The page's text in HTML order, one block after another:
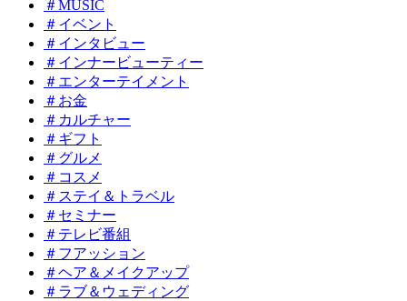
＃MUSIC
＃イベント
＃インタビュー
＃インナービューティー
＃エンターテイメント
＃お金
＃カルチャー
＃ギフト
＃グルメ
＃コスメ
＃ステイ＆トラベル
＃セミナー
＃テレビ番組
＃フアッション
＃ヘア＆メイクアップ
＃ラブ＆ウェディング